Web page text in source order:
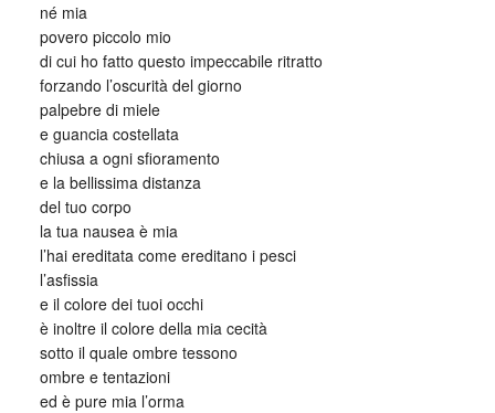
né mia
povero piccolo mio
di cui ho fatto questo impeccabile ritratto
forzando l’oscurità del giorno
palpebre di miele
e guancia costellata
chiusa a ogni sfioramento
e la bellissima distanza
del tuo corpo
la tua nausea è mia
l’hai ereditata come ereditano i pesci
l’asfissia
e il colore dei tuoi occhi
è inoltre il colore della mia cecità
sotto il quale ombre tessono
ombre e tentazioni
ed è pure mia l’orma